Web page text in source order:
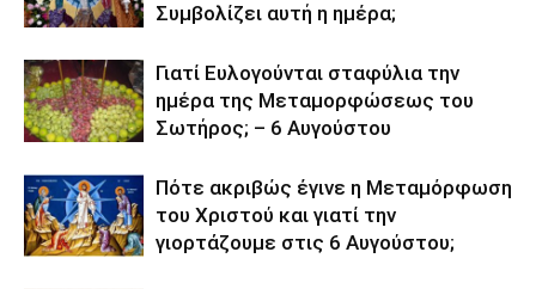
Συμβολίζει αυτή η ημέρα;
Γιατί Ευλογούνται σταφύλια την
ημέρα της Μεταμορφώσεως του
Σωτήρος; – 6 Αυγούστου
Πότε ακριβώς έγινε η Μεταμόρφωση
του Χριστού και γιατί την
γιορτάζουμε στις 6 Αυγούστου;